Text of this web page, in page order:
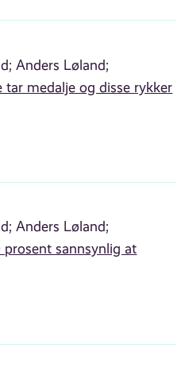
Anders Løland;
tar medalje og disse rykker
Anders Løland;
prosent sannsynlig at